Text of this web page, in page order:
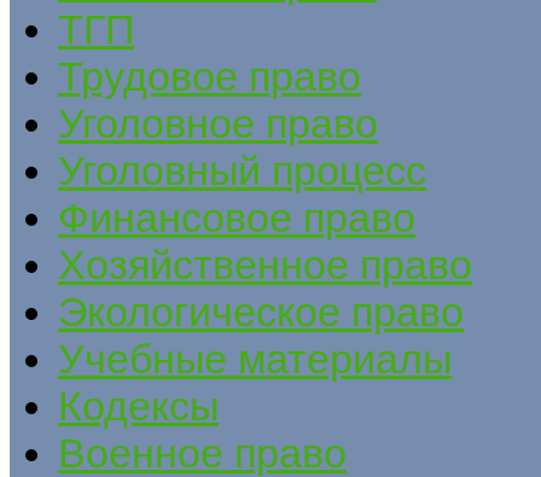
ТГП
Трудовое право
Уголовное право
Уголовный процесс
Финансовое право
Хозяйственное право
Экологическое право
Учебные материалы
Кодексы
Военное право